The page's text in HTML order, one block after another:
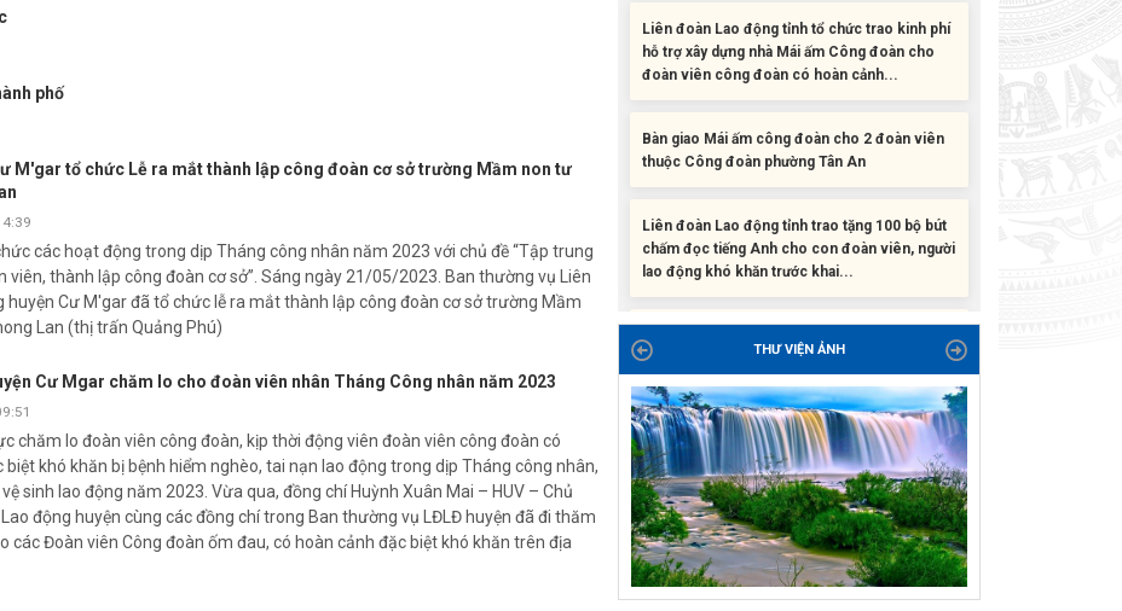
phố
M'gar tổ chức Lễ ra mắt thành lập công đoàn cơ sở trường Mầm non tư
các hoạt động trong dịp Tháng công nhân năm 2023 với chủ đề “Tập trung
viên, thành lập công đoàn cơ sở”. Sáng ngày 21/05/2023. Ban thường vụ Liên
huyện Cư M'gar đã tổ chức lễ ra mắt thành lập công đoàn cơ sở trường Mầm
Lan (thị trấn Quảng Phú)
Cư Mgar chăm lo cho đoàn viên nhân Tháng Công nhân năm 2023
chăm lo đoàn viên công đoàn, kịp thời động viên đoàn viên công đoàn có
biệt khó khăn bị bệnh hiểm nghèo, tai nạn lao động trong dịp Tháng công nhân,
sinh lao động năm 2023. Vừa qua, đồng chí Huỳnh Xuân Mai – HUV – Chủ
động huyện cùng các đồng chí trong Ban thường vụ LĐLĐ huyện đã đi thăm
các Đoàn viên Công đoàn ốm đau, có hoàn cảnh đặc biệt khó khăn trên địa
đoàn viên công đoàn có hoàn cảnh...
lao động khó khăn trước khai...
Công đoàn phường Tuy Hòa tổ chức chuỗi
hoạt động chào mừng 97 năm ngày thành lập
Công đoàn Việt Nam (28/7/1929 –...
THƯ VIỆN ẢNH